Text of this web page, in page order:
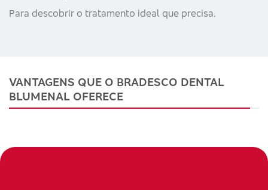
Para descobrir o tratamento ideal que precisa.
VANTAGENS QUE O BRADESCO DENTAL
BLUMENAL OFERECE